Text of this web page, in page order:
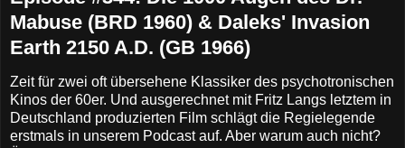
Mabuse (BRD 1960) & Daleks' Invasion
Earth 2150 A.D. (GB 1966)
Zeit für zwei oft übersehene Klassiker des psychotronischen
Kinos der 60er. Und ausgerechnet mit Fritz Langs letztem in
Deutschland produzierten Film schlägt die Regielegende
erstmals in unserem Podcast auf. Aber warum auch nicht?